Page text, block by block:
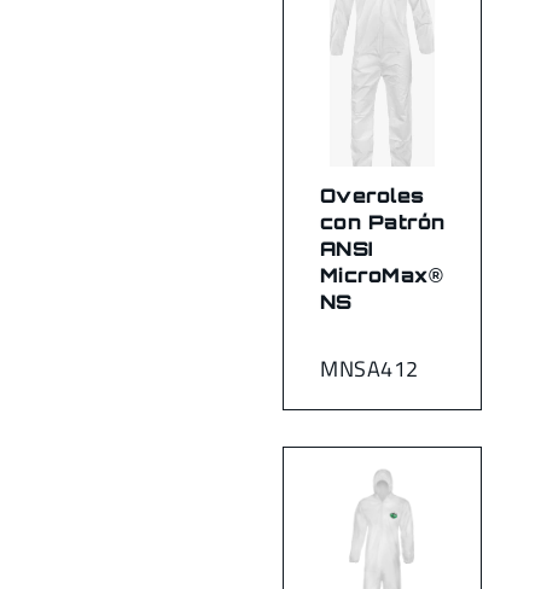
MNSA412
Overoles
con Patrón
ANSI
MicroMax®
NS